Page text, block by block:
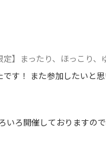
定】まったり、ほっこり
す！ また参加したいと思
いろ開催しておりますの